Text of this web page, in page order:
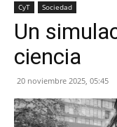
CyT Sociedad
Un
ciencia
20 noviembre 2025, 05:45